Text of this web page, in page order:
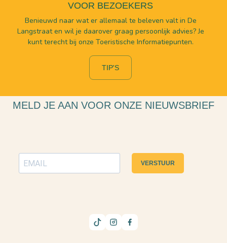
VOOR BEZOEKERS
Benieuwd naar wat er allemaal te beleven valt in De
Langstraat en wil je daarover graag persoonlijk advies? Je
kunt terecht bij onze Toeristische Informatiepunten.
TIP'S
MELD JE AAN VOOR ONZE NIEUWSBRIEF
VERSTUUR